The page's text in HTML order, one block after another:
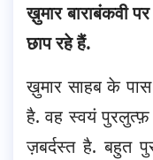
ख़ुमार बाराबंकवी
छाप रहे हैं.
ख़ुमार साहब के पास
है. वह स्वयं पुरलुत्फ़
ज़बर्दस्त है. बहुत